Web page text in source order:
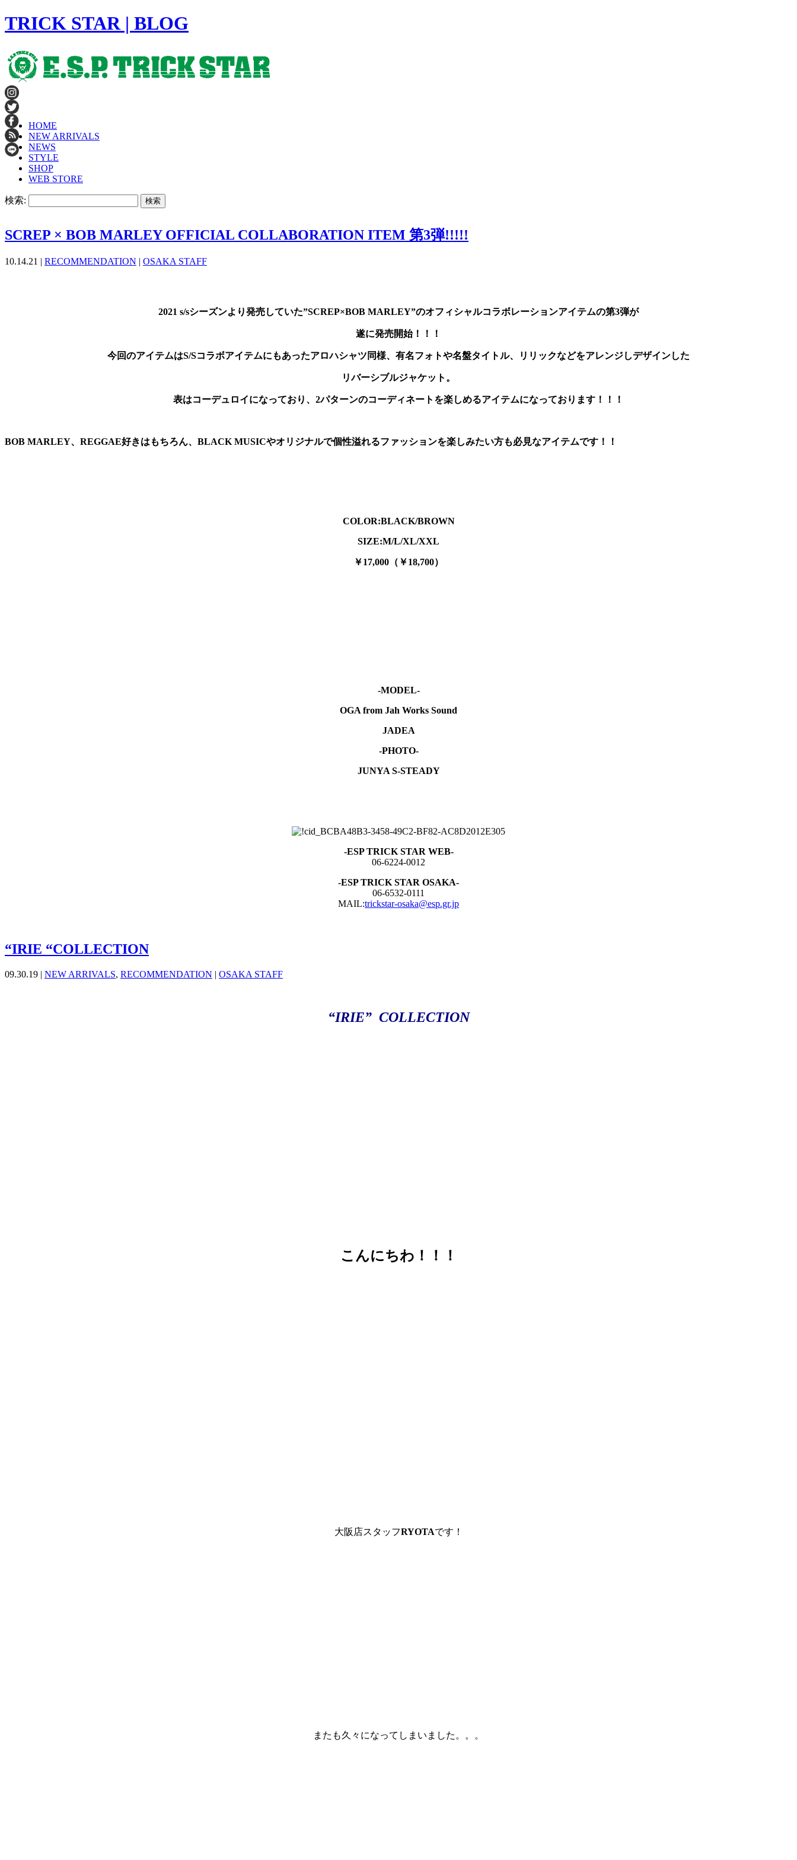
TRICK STAR | BLOG
HOME
NEW ARRIVALS
NEWS
STYLE
SHOP
WEB STORE
検索:
SCREP × BOB MARLEY OFFICIAL COLLABORATION ITEM 第3弾!!!!!
10.14.21 | RECOMMENDATION | OSAKA STAFF
2021 s/sシーズンより発売していた”SCREP×BOB MARLEY”のオフィシャルコラボレーションアイテムの第3弾が
遂に発売開始！！！
今回のアイテムはS/Sコラボアイテムにもあったアロハシャツ同様、有名フォトや名盤タイトル、リリックなどをアレンジしデザインした
リバーシブルジャケット。
表はコーデュロイになっており、2パターンのコーディネートを楽しめるアイテムになっております！！！
BOB MARLEY、REGGAE好きはもちろん、BLACK MUSICやオリジナルで個性溢れるファッションを楽しみたい方も必見なアイテムです！！
COLOR:BLACK/BROWN
SIZE:M/L/XL/XXL
￥17,000（￥18,700）
-MODEL-
OGA from Jah Works Sound
JADEA
-PHOTO-
JUNYA S-STEADY
-ESP TRICK STAR WEB-
06-6224-0012
-ESP TRICK STAR OSAKA-
06-6532-0111
MAIL:trickstar-osaka@esp.gr.jp
“IRIE “COLLECTION
09.30.19 | NEW ARRIVALS, RECOMMENDATION | OSAKA STAFF
“IRIE” COLLECTION
こんにちわ！！！
大阪店スタッフRYOTAです！
またも久々になってしまいました。。。